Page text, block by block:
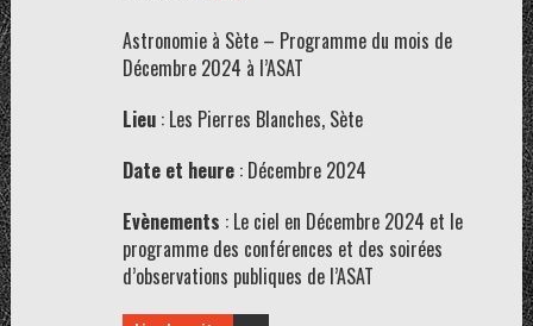
Astronomie à Sète – Programme du mois de
Décembre 2024 à l’ASAT
Lieu : Les Pierres Blanches, Sète
Date et heure: Décembre 2024
Evènements : Le ciel en Décembre 2024 et le
programme des conférences et des soirées
d’observations publiques de l’ASAT